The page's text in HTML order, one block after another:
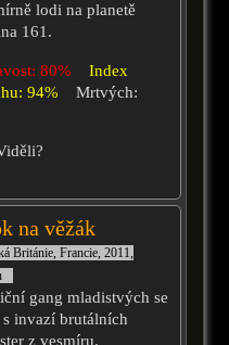
lodi na planetě
161.
80%
Index
94%
Mrtvých:
na věžák
Británie, Francie, 2011,
gang mladistvých se
s invazí brutálních
z vesmíru.